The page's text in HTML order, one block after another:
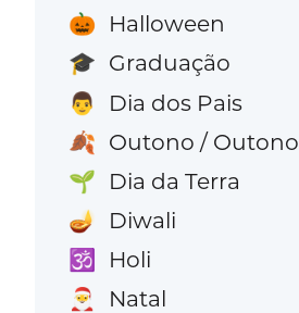
🎃 Halloween
🎓 Graduação
👨 Dia dos Pais
🍂 Outono / Outono
🌱 Dia da Terra
🪔 Diwali
🕉️ Holi
🎅 Natal